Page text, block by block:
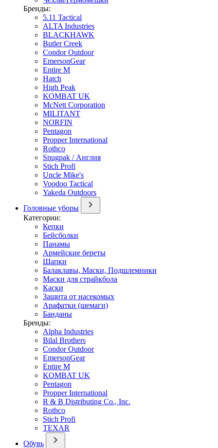
Бренды:
5.11 Tactical
ALTA Industries
BLACKHAWK
Butler Creek
Condor Outdoor
EmersonGear
Entire M
Hatch
High Peak
KOMBAT UK
McNett Corporation
MILITANT
NORFIN
Pentagon
Propper International
Rothco
Snugpak / Англия
Stich Profi
Uncle Mike's
Voodoo Tactical
Yakeda Outdoors
Головные уборы
Категории:
Кепки
Бейсболки
Панамы
Армейские береты
Шапки
Балаклавы, Маски, Подшлемники
Маски для страйкбола
Каски
Защита от насекомых
Арафатки (шемаги)
Банданы
Бренды:
Alpha Industries
Bilal Brothers
Condor Outdoor
EmersonGear
Entire M
KOMBAT UK
Pentagon
Propper International
R & B Distributing Co., Inc.
Rothco
Stich Profi
TEXAR
Обувь